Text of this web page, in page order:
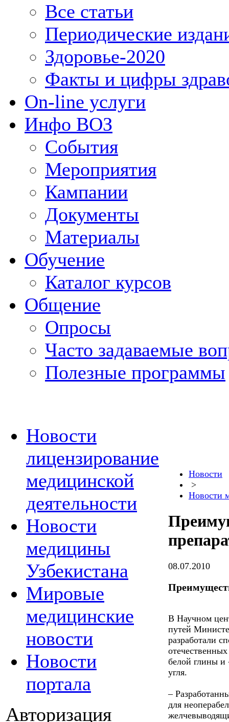
Все статьи
Периодические
Здоровье-2020
Факты и цифры
On-line услуги
Инфо ВОЗ
События
Мероприятия
Кампании
Документы
Материалы
Обучение
Каталог курсов
Общение
Опросы
Часто задаваемые
Полезные программы
Новости
лицензирование
медицинской
деятельности
Новости
медицины
Узбекистана
Мировые
медицинские
новости
Новости
портала
Авторизация
Новости
>
Новости
08.07.2010
В Научном
путей
разработали
белой глины и
угля.
–
для